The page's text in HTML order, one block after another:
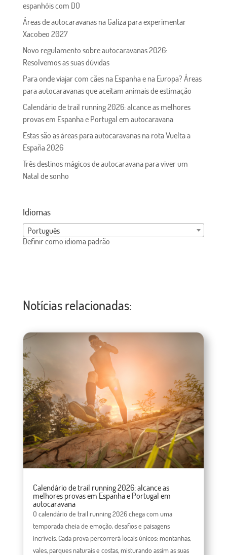
espanhóis com DO
Áreas de autocaravanas na Galiza para experimentar
Xacobeo 2027
Novo regulamento sobre autocaravanas 2026:
Resolvemos as suas dúvidas
Para onde viajar com cães na Espanha e na Europa? Áreas
para autocaravanas que aceitam animais de estimação
Calendário de trail running 2026: alcance as melhores
provas em Espanha e Portugal em autocaravana
Estas são as áreas para autocaravanas na rota Vuelta a
España 2026
Três destinos mágicos de autocaravana para viver um
Natal de sonho
Idiomas
Português
Definir como idioma padrão
Notícias relacionadas:
Calendário de trail running 2026: alcance as
melhores provas em Espanha e Portugal em
autocaravana
O calendário de trail running 2026 chega com uma
temporada cheia de emoção, desafios e paisagens
incríveis. Cada prova percorrerá locais únicos: montanhas,
vales, parques naturais e costas, misturando assim as suas